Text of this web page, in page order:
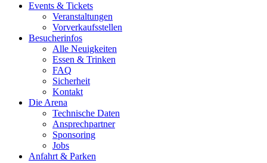
Events & Tickets
Veranstaltungen
Vorverkaufsstellen
Besucherinfos
Alle Neuigkeiten
Essen & Trinken
FAQ
Sicherheit
Kontakt
Die Arena
Technische Daten
Ansprechpartner
Sponsoring
Jobs
Anfahrt & Parken